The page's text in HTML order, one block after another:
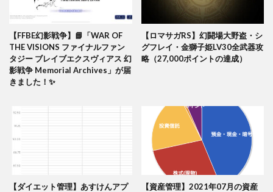
【FFBE幻影戦争】📘「WAR OF
THE VISIONS ファイナルファン
タジー ブレイブエクスヴィアス 幻
影戦争 Memorial Archives」が届
きました！✨
【ロマサガRS】幻闘場大野盗・シ
グフレイ・金獅子姫LV30全武器攻
略（27,000ポイントの達成）
【ダイエット管理】あすけんアプ
【資産管理】2021年07月の資産